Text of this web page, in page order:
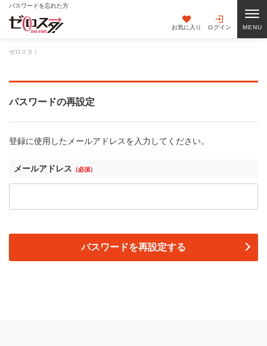
パスワードを忘れた方
お気に入り ログイン
ゼロスタ！
パスワードの再設定
登録に使用したメールアドレスを入力してください。
メールアドレス （必須）
パスワードを再設定する